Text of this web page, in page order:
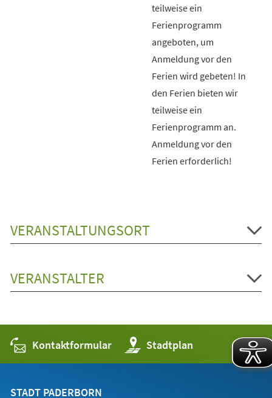
teilweise ein
Ferienprogramm
angeboten, um
Anmeldung vor den
Ferien wird gebeten! In
den Ferien bieten wir
teilweise ein
Ferienprogramm an.
Anmeldung vor den
Ferien erforderlich!
VERANSTALTUNGSORT
VERANSTALTER
Kontaktformular Stadtplan
(Öffnet
in
einem
STADT PADERBORN